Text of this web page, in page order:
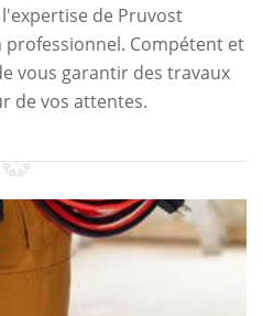
de Pruvost
Compétent et
vous garantir des travaux
de vos attentes.